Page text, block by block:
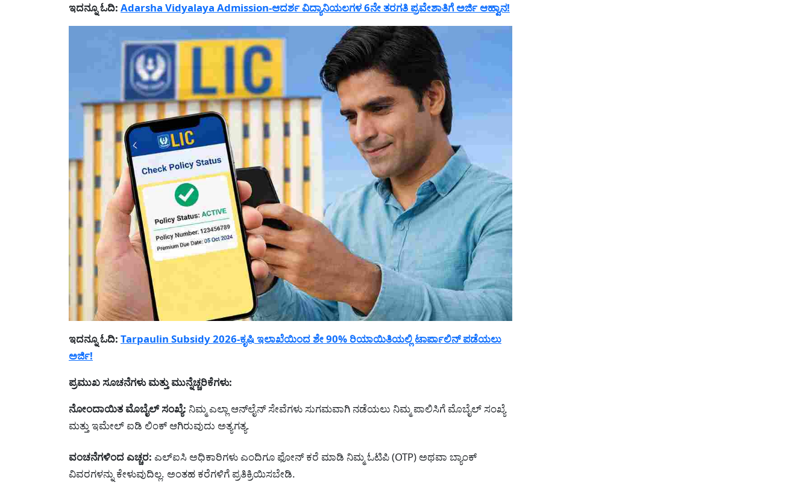
ಇದನ್ನೂ ಓದಿ: Adarsha Vidyalaya Admission-ಆದರ್ಶ ವಿದ್ಯಾನಿಯಲಗಳ 6ನೇ ತರಗತಿ ಪ್ರವೇಶಾತಿಗೆ ಅರ್ಜಿ ಆಹ್ವಾನ!
ಇದನ್ನೂ ಓದಿ: Tarpaulin Subsidy 2026-ಕೃಷಿ ಇಲಾಖೆಯಿಂದ ಶೇ 90% ರಿಯಾಯಿತಿಯಲ್ಲಿ ಟಾರ್ಪಾಲಿನ್ ಪಡೆಯಲು
ಅರ್ಜಿ!
ಪ್ರಮುಖ ಸೂಚನೆಗಳು ಮತ್ತು ಮುನ್ನೆಚ್ಚರಿಕೆಗಳು:
ನೋಂದಾಯಿತ ಮೊಬೈಲ್ ಸಂಖ್ಯೆ: ನಿಮ್ಮ ಎಲ್ಲಾ ಆನ್‌ಲೈನ್ ಸೇವೆಗಳು ಸುಗಮವಾಗಿ ನಡೆಯಲು ನಿಮ್ಮ ಪಾಲಿಸಿಗೆ ಮೊಬೈಲ್ ಸಂಖ್ಯೆ
ಮತ್ತು ಇಮೇಲ್ ಐಡಿ ಲಿಂಕ್ ಆಗಿರುವುದು ಅತ್ಯಗತ್ಯ.
ವಂಚನೆಗಳಿಂದ ಎಚ್ಚರ: ಎಲ್ಐಸಿ ಅಧಿಕಾರಿಗಳು ಎಂದಿಗೂ ಫೋನ್ ಕರೆ ಮಾಡಿ ನಿಮ್ಮ ಓಟಿಪಿ (OTP) ಅಥವಾ ಬ್ಯಾಂಕ್
ವಿವರಗಳನ್ನು ಕೇಳುವುದಿಲ್ಲ. ಅಂತಹ ಕರೆಗಳಿಗೆ ಪ್ರತಿಕ್ರಿಯಿಸಬೇಡಿ.